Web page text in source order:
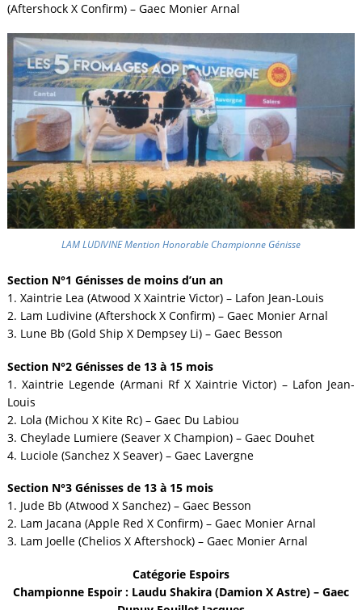
(Aftershock X Confirm) – Gaec Monier Arnal
LAM LUDIVINE Mention Honorable Championne Génisse
Section N°1 Génisses de moins d’un an
1. Xaintrie Lea (Atwood X Xaintrie Victor) – Lafon Jean-Louis
2. Lam Ludivine (Aftershock X Confirm) – Gaec Monier Arnal
3. Lune Bb (Gold Ship X Dempsey Li) – Gaec Besson
Section N°2 Génisses de 13 à 15 mois
1. Xaintrie Legende (Armani Rf X Xaintrie Victor) – Lafon Jean-
Louis
2. Lola (Michou X Kite Rc) – Gaec Du Labiou
3. Cheylade Lumiere (Seaver X Champion) – Gaec Douhet
4. Luciole (Sanchez X Seaver) – Gaec Lavergne
Section N°3 Génisses de 13 à 15 mois
1. Jude Bb (Atwood X Sanchez) – Gaec Besson
2. Lam Jacana (Apple Red X Confirm) – Gaec Monier Arnal
3. Lam Joelle (Chelios X Aftershock) – Gaec Monier Arnal
Catégorie Espoirs
Championne Espoir : Laudu Shakira (Damion X Astre) – Gaec